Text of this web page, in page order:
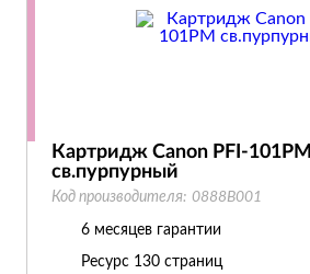
Картридж Canon PFI-101PM
св.пурпурный
Код производителя: 0888B001
6 месяцев гарантии
Ресурс 130 страниц